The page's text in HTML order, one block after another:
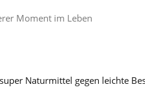
Moment im Leben